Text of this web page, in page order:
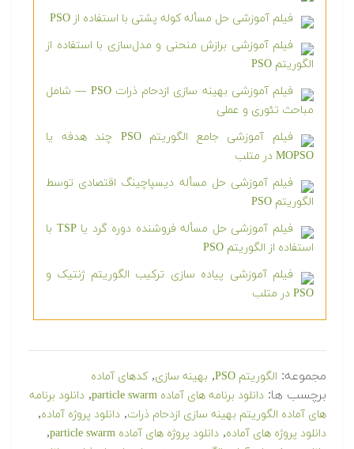
فیلم آموزشی حل مسأله کوله پشتی با استفاده از PSO
فیلم آموزشی برازش منحنی و مدل‌سازی با استفاده از
الگوریتم PSO
فیلم آموزشی بهینه سازی ازدحام ذرات PSO — شامل
مباحث تئوری و عملی
فیلم آموزشی جامع الگوریتم PSO چند هدفه یا
MOPSO در متلب
فیلم آموزشی حل مسأله دیسپاچینگ اقتصادی توسط
الگوریتم PSO
فیلم آموزشی حل مسأله فروشنده دوره گرد یا TSP با
استفاده از الگوریتم PSO
فیلم آموزشی پیاده سازی ترکیب الگوریتم ژنتیک و
PSO در متلب
مجموعه: الگوریتم PSO , بهینه سازی,کدهای آماده
برچسب ها: دانلود برنامه های آماده particle swarm , دانلود برنامه
های آماده الگوریتم بهینه سازی ازدحام ذرات, دانلود پروژه آماده,
دانلود پروژه های آماده, دانلود پروژه های آماده particle swarm ,